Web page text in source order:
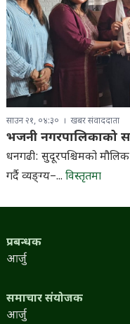
साउन २१, ०४:३० खबर संवाददाता
भजनी नगरपालिकाको
धनगढी: सुदूरपश्चिमको
गर्दै व्यङ्ग्य–... विस्तृतमा
प्रबन्धक
आर्जु
समाचार संयोजक
आर्जु